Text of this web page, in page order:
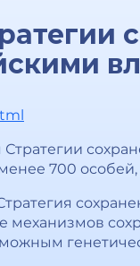
700
механизмов